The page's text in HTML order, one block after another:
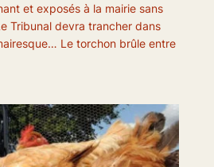
et exposés à la mairie sans
Tribunal devra trancher dans
Le torchon brûle entre